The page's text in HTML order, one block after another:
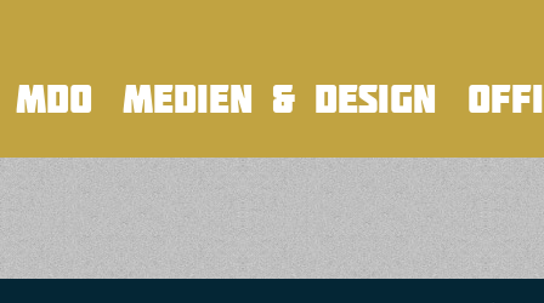
mdo medien & design